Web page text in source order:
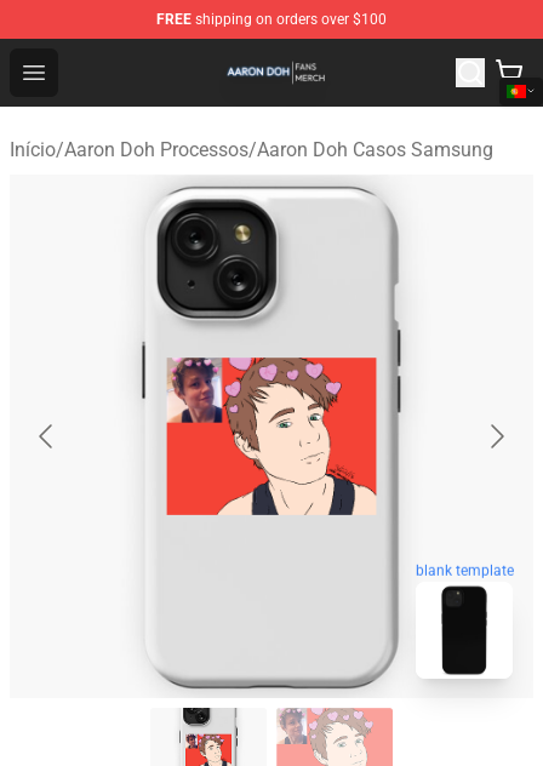
FREE shipping on orders over $100
Open menu
Aaron Doh Shop - Official Aaron Doh Merchandise Store
Início/Aaron Doh Processos/Aaron Doh Casos Samsung
blank template